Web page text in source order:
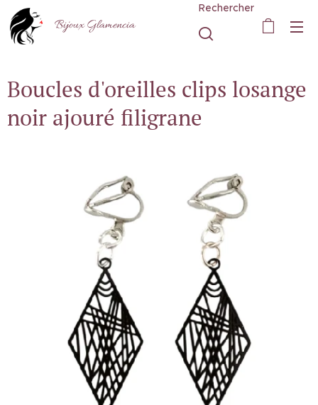
Bijoux Glamencia
Rechercher
Boucles d'oreilles clips losange
noir ajouré filigrane